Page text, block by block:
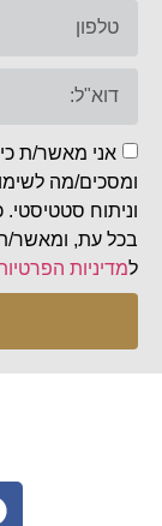
אני מאשר/ת
ומסכים/מה
וניתוח
בכל עת, ומאשר/
למדיניות